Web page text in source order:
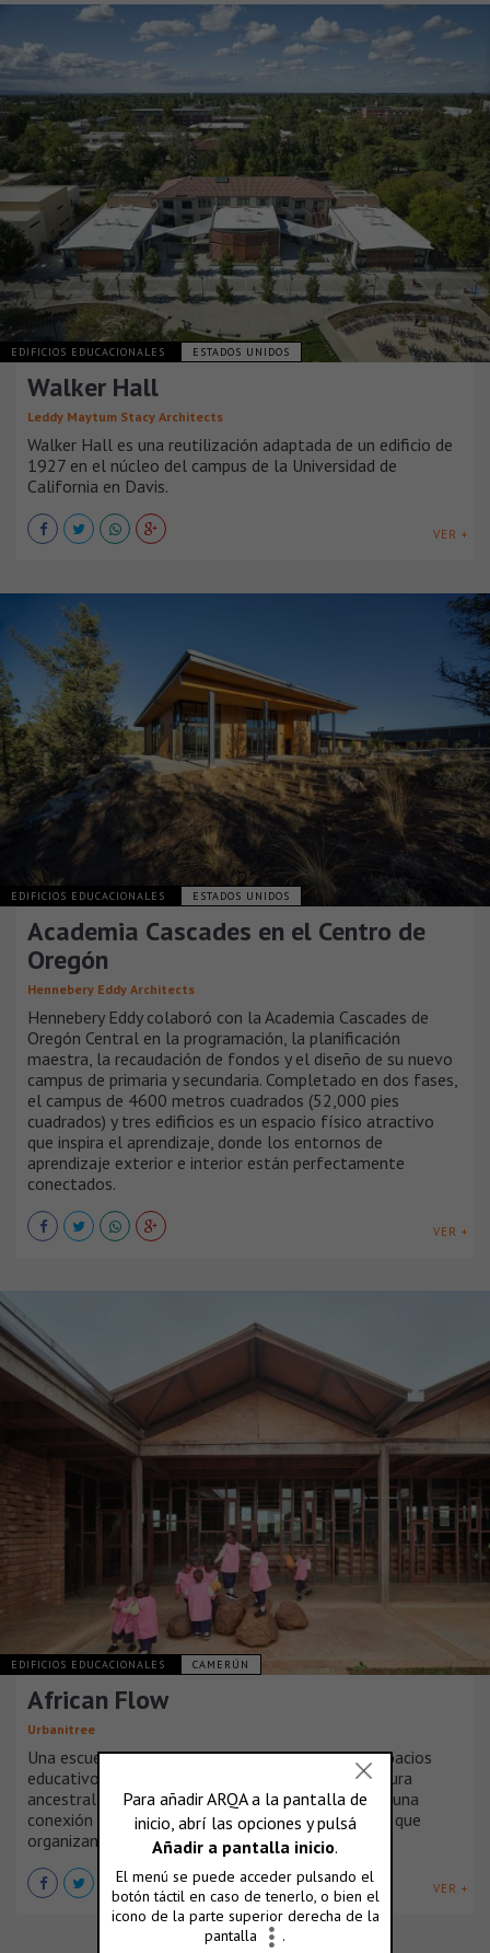
EDIFICIOS EDUCACIONALES ESTADOS UNIDOS
Walker Hall
Leddy Maytum Stacy Architects
Walker Hall es una reutilización adaptada de un edificio de
1927 en el núcleo del campus de la Universidad de
California en Davis.
VER +
EDIFICIOS EDUCACIONALES ESTADOS UNIDOS
Academia Cascades en el Centro de
Oregón
Hennebery Eddy Architects
Hennebery Eddy colaboró ​​con la Academia Cascades de
Oregón Central en la programación, la planificación
maestra, la recaudación de fondos y el diseño de su nuevo
campus de primaria y secundaria. Completado en dos fases,
el campus de 4600 metros cuadrados (52,000 pies
cuadrados) y tres edificios es un espacio físico atractivo
que inspira el aprendizaje, donde los entornos de
aprendizaje exterior e interior están perfectamente
conectados.
VER +
EDIFICIOS EDUCACIONALES CAMERÚN
African Flow
Urbanitree
Una escuela infantil en Camerún reinventa los espacios
educativos siguiendo los principios de la arquitectura
ancestral africana. Su método educativo propone una
conexión emocional de los niños con los espacios que
organizan sus actividades de una manera fluida.
VER +